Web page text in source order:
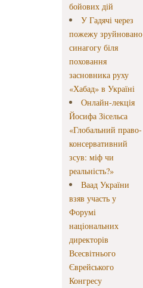
бойових дій
У Гадячі через
пожежу зруйновано
синагогу біля
поховання
засновника руху
«Хабад» в Україні
Онлайн-лекція
Йосифа Зісельса
«Глобальний право-
консервативний
зсув: міф чи
реальність?»
Ваад України
взяв участь у
Форумі
національних
директорів
Всесвітнього
Єврейського
Конгресу